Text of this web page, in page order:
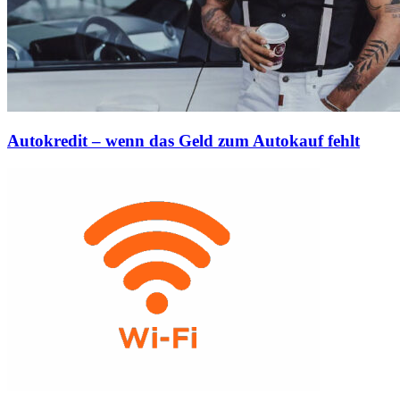
Autokredit – wenn das Geld zum Autokauf fehlt